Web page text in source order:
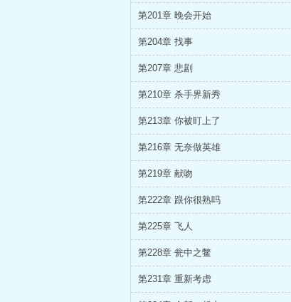
第201章 晚会开始
第204章 找事
第207章 悲剧
第210章 杀手界新秀
第213章 你被盯上了
第216章 无奈做英雄
第219章 献吻
第222章 跟你很熟吗
第225章 飞人
第228章 瓮中之鳖
第231章 重新考虑